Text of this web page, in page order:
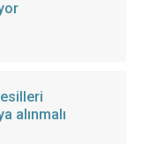
alınmalı